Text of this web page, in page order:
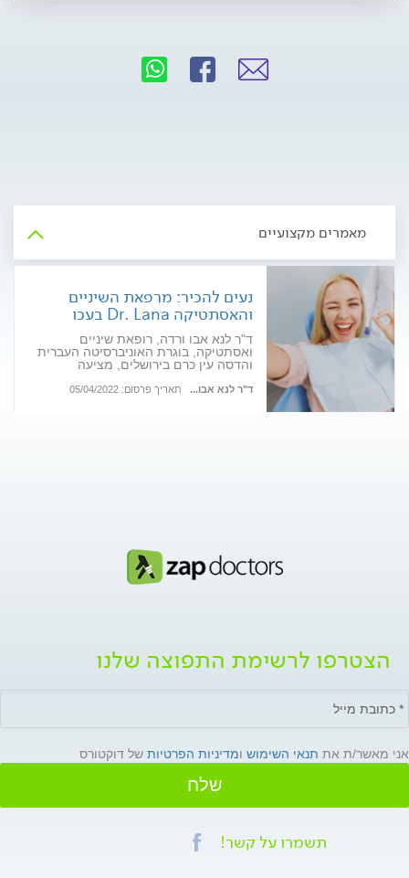
מאמרים מקצועיים
נעים להכיר: מרפאת השיניים
והאסתטיקה Dr. Lana בעכו
ד"ר לנא אבו ורדה, רופאת שיניים
ואסתטיקה, בוגרת האוניברסיטה העברית
והדסה עין כרם בירושלים, מציעה
לצד טיפולים אסתטיים בידי מומחית.
ד"ר לנא אבו... תאריך פרסום: 05/04/2022
הצטרפו לרשימת התפוצה שלנו
אני מאשר/ת את תנאי השימוש ומדיניות הפרטיות של דוקטורס
שלח
תשמרו על קשר!